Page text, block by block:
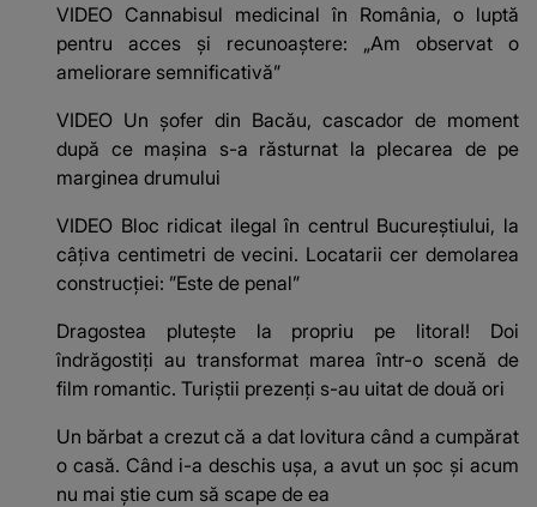
VIDEO Cannabisul medicinal în România, o luptă
pentru acces și recunoaștere: „Am observat o
ameliorare semnificativă”
VIDEO Un șofer din Bacău, cascador de moment
după ce mașina s-a răsturnat la plecarea de pe
marginea drumului
VIDEO Bloc ridicat ilegal în centrul Bucureștiului, la
câțiva centimetri de vecini. Locatarii cer demolarea
construcției: ”Este de penal”
Dragostea plutește la propriu pe litoral! Doi
îndrăgostiți au transformat marea într-o scenă de
film romantic. Turiștii prezenți s-au uitat de două ori
Un bărbat a crezut că a dat lovitura când a cumpărat
o casă. Când i-a deschis ușa, a avut un șoc și acum
nu mai știe cum să scape de ea